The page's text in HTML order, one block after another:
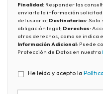
Finalidad: Responder las
enviarle la información
del usuario; Destinatarios: Solo
obligación legal; Derechos:
otros derechos, como se indica
Información Adicional: Puede
Protección de Datos en nuestra
He leído y acepto la